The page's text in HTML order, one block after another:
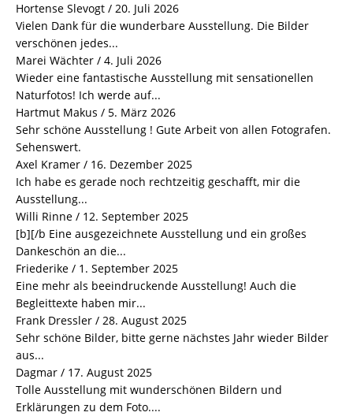
Hortense Slevogt / 20. Juli 2026
Vielen Dank für die wunderbare Ausstellung. Die Bilder
verschönen jedes...
Marei Wächter / 4. Juli 2026
Wieder eine fantastische Ausstellung mit sensationellen
Naturfotos! Ich werde auf...
Hartmut Makus / 5. März 2026
Sehr schöne Ausstellung ! Gute Arbeit von allen Fotografen.
Sehenswert.
Axel Kramer / 16. Dezember 2025
Ich habe es gerade noch rechtzeitig geschafft, mir die
Ausstellung...
Willi Rinne / 12. September 2025
[b][/b Eine ausgezeichnete Ausstellung und ein großes
Dankeschön an die...
Friederike / 1. September 2025
Eine mehr als beeindruckende Ausstellung! Auch die
Begleittexte haben mir...
Frank Dressler / 28. August 2025
Sehr schöne Bilder, bitte gerne nächstes Jahr wieder Bilder
aus...
Dagmar / 17. August 2025
Tolle Ausstellung mit wunderschönen Bildern und
Erklärungen zu dem Foto....